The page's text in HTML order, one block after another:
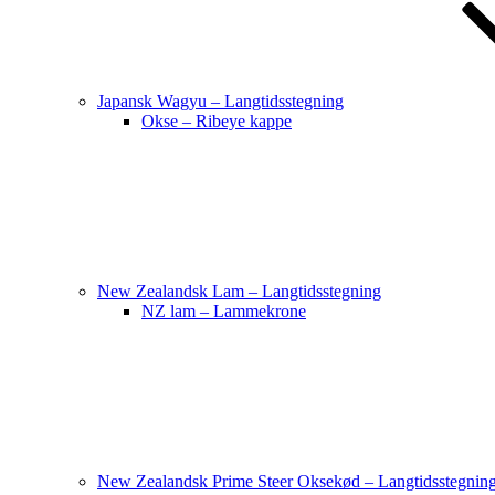
Japansk Wagyu – Langtidsstegning
Okse – Ribeye kappe
New Zealandsk Lam – Langtidsstegning
NZ lam – Lammekrone
New Zealandsk Prime Steer Oksekød –